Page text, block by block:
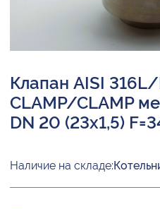
Клапан AISI
CLAMP/CLAMP
DN 20 (23х1,5)
Наличие на складе: